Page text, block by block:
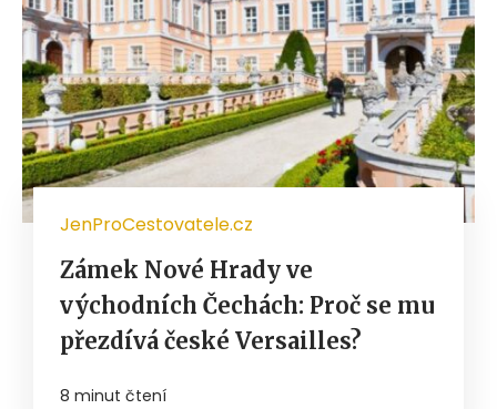
JenProCestovatele.cz
Zámek Nové Hrady ve
východních Čechách: Proč se mu
přezdívá české Versailles?
8 minut čtení